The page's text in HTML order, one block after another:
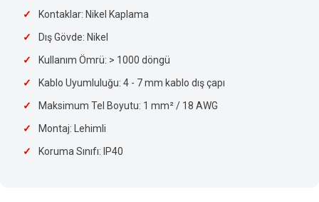
Kontaklar: Nikel Kaplama
Dış Gövde: Nikel
Kullanım Ömrü: > 1000 döngü
Kablo Uyumluluğu: 4 - 7 mm kablo dış çapı
Maksimum Tel Boyutu: 1 mm² / 18 AWG
Montaj: Lehimli
Koruma Sınıfı: IP40